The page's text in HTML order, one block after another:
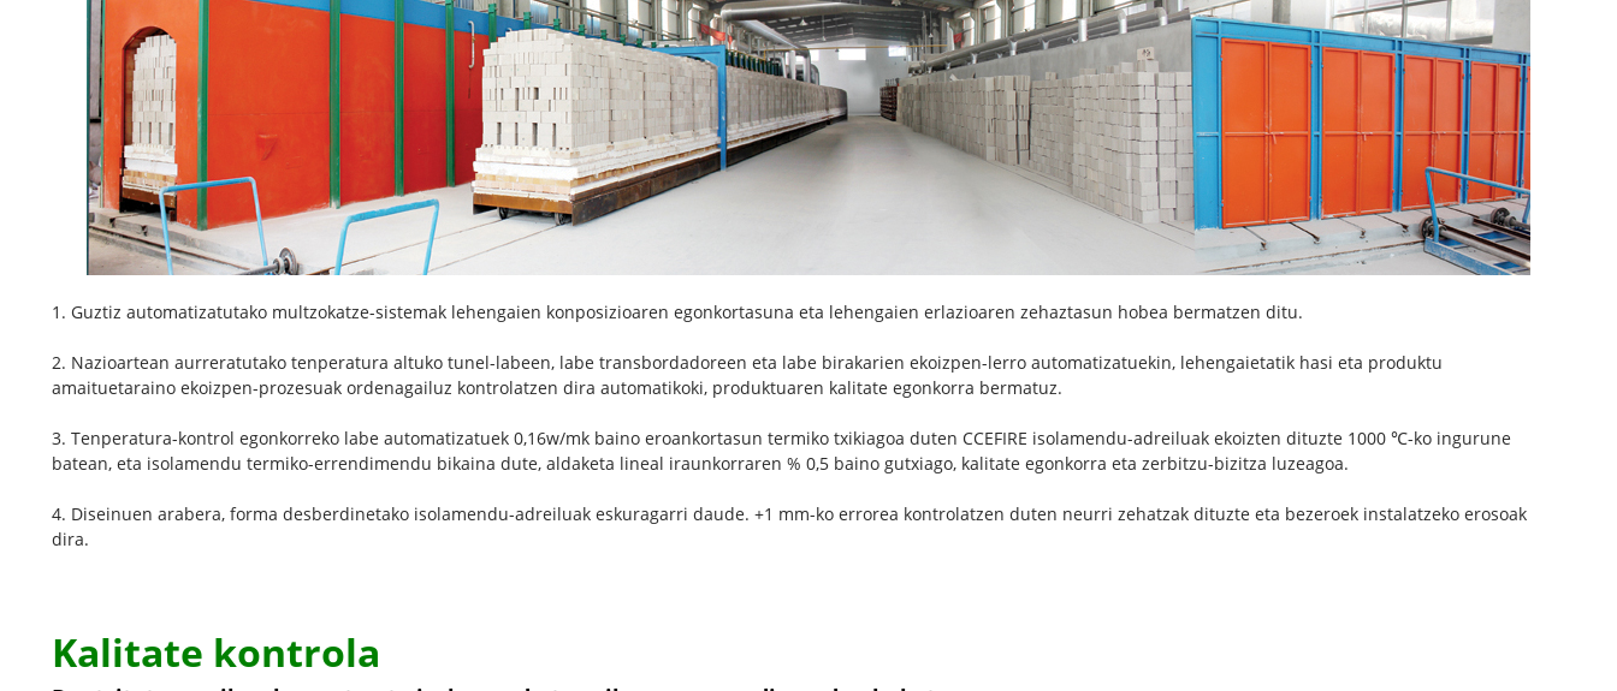
1. Guztiz automatizatutako multzokatze-sistemak lehengaien konposizioaren egonkortasuna eta lehengaien erlazioaren zehaztasun hobea bermatzen ditu.
2. Nazioartean aurreratutako tenperatura altuko tunel-labeen, labe transbordadoreen eta labe birakarien ekoizpen-lerro automatizatuekin, lehengaietatik hasi eta produktu
amaituetaraino ekoizpen-prozesuak ordenagailuz kontrolatzen dira automatikoki, produktuaren kalitate egonkorra bermatuz.
3. Tenperatura-kontrol egonkorreko labe automatizatuek 0,16w/mk baino eroankortasun termiko txikiagoa duten CCEFIRE isolamendu-adreiluak ekoizten dituzte 1000 ℃-ko ingurune
batean, eta isolamendu termiko-errendimendu bikaina dute, aldaketa lineal iraunkorraren % 0,5 baino gutxiago, kalitate egonkorra eta zerbitzu-bizitza luzeagoa.
4. Diseinuen arabera, forma desberdinetako isolamendu-adreiluak eskuragarri daude. +1 mm-ko errorea kontrolatzen duten neurri zehatzak dituzte eta bezeroek instalatzeko erosoak
dira.
Kalitate kontrola